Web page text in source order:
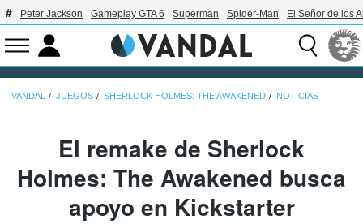
Peter Jackson Gameplay GTA 6 Superman Spider-Man El Señor de los
VANDAL JUEGOS SHERLOCK HOLMES: THE AWAKENED NOTICIAS
El remake de Sherlock
Holmes: The Awakened busca
apoyo en Kickstarter